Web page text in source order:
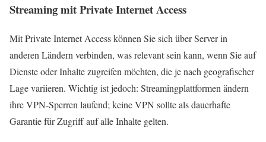
Streaming mit Private Internet Access
Mit Private Internet Access können Sie sich über Server in
anderen Ländern verbinden, was relevant sein kann, wenn Sie auf
Dienste oder Inhalte zugreifen möchten, die je nach geografischer
Lage variieren. Wichtig ist jedoch: Streamingplattformen ändern
ihre VPN‑Sperren laufend; keine VPN sollte als dauerhafte
Garantie für Zugriff auf alle Inhalte gelten.